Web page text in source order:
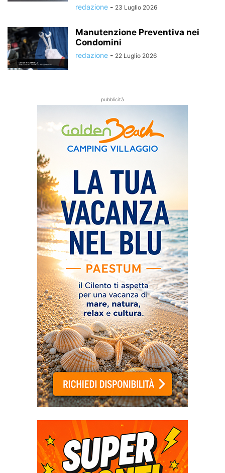
redazione - 23 Luglio 2026
Manutenzione Preventiva nei
Condomini
redazione - 22 Luglio 2026
pubblicità